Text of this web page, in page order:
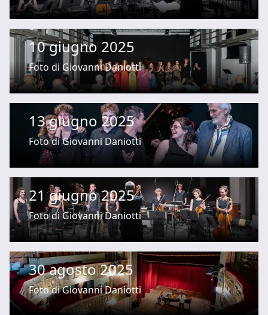
10 giugno 2025
Foto di Giovanni Daniotti
13 giugno 2025
Foto di Giovanni Daniotti
21 giugno 2025
Foto di Giovanni Daniotti
30 agosto 2025
Foto di Giovanni Daniotti